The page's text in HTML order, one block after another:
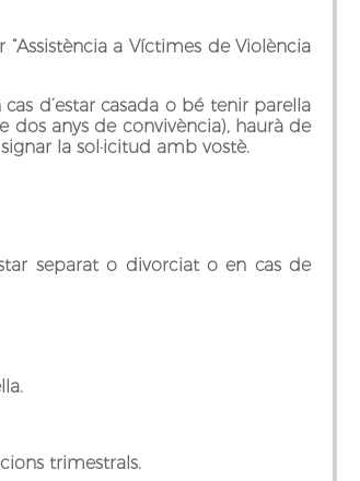
a Víctimes de Violència
cas d‘estar casada o bé tenir parella
anys de convivència), haurà de
la sol·icitud amb vostè.
separat o divorciat o en cas de
trimestrals.